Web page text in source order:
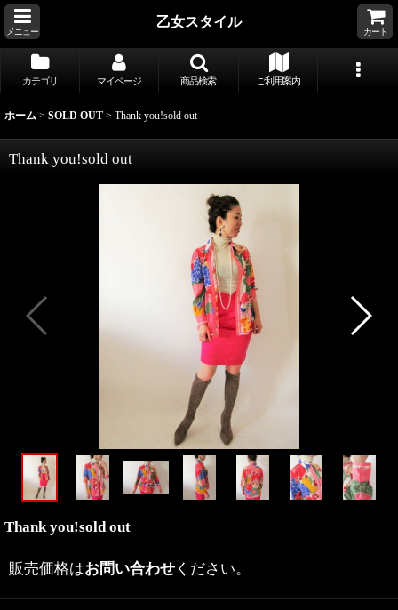
メニュー
乙女スタイル
カート
カテゴリ マイページ 商品検索 ご利用案内
ホーム > SOLD OUT > Thank you!sold out
Thank you!sold out
Thank you!sold out
販売価格はお問い合わせ ください。